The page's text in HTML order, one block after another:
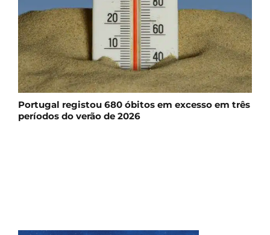
Portugal registou 680 óbitos em excesso em três
períodos do verão de 2026